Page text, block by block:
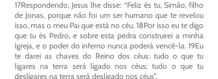
17Respondendo, Jesus lhe disse: “Feliz és tu, Simão, filho
de Jonas, porque não foi um ser humano que te revelou
isso, mas o meu Pai que está no céu. 18Por isso eu te digo
que tu és Pedro, e sobre esta pedra construirei a minha
Igreja, e o poder do inferno nunca poderá vencê-la. 19Eu
te darei as chaves do Reino dos céus: tudo o que tu
ligares na terra será ligado nos céus; tudo o que tu
desligares na terra será desligado nos céus”.